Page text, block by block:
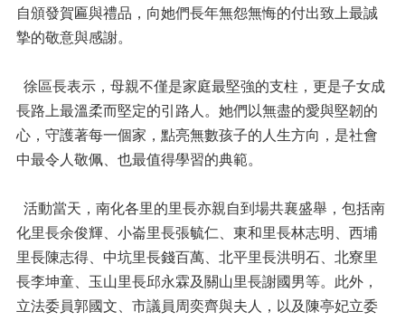
自頒發賀匾與禮品，向她們長年無怨無悔的付出致上最誠
摯的敬意與感謝。
徐區長表示，母親不僅是家庭最堅強的支柱，更是子女成
長路上最溫柔而堅定的引路人。她們以無盡的愛與堅韌的
心，守護著每一個家，點亮無數孩子的人生方向，是社會
中最令人敬佩、也最值得學習的典範。
活動當天，南化各里的里長亦親自到場共襄盛舉，包括南
化里長余俊輝、小崙里長張毓仁、東和里長林志明、西埔
里長陳志得、中坑里長錢百萬、北平里長洪明石、北寮里
長李坤童、玉山里長邱永霖及關山里長謝國男等。此外，
立法委員郭國文、市議員周奕齊與夫人，以及陳亭妃立委